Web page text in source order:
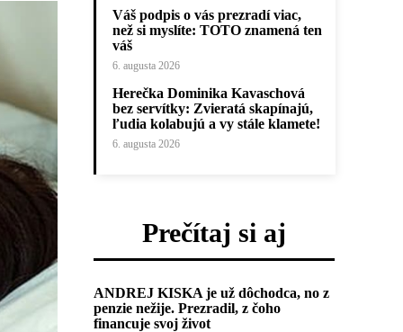
Váš podpis o vás prezradí viac,
než si myslíte: TOTO znamená ten
váš
6. augusta 2026
Herečka Dominika Kavaschová
bez servítky: Zvieratá skapínajú,
ľudia kolabujú a vy stále klamete!
6. augusta 2026
Prečítaj si aj
ANDREJ KISKA je už dôchodca, no z
penzie nežije. Prezradil, z čoho
financuje svoj život